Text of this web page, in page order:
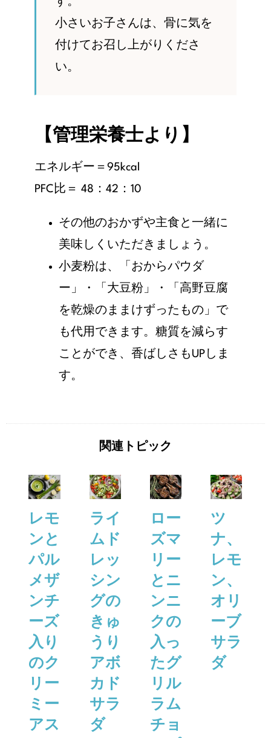
小さいお子さんは、骨に気を
付けてお召し上がりくださ
い。
【管理栄養士より】
エネルギー＝95kcal
PFC比 ＝ 48：42：10
その他のおかずや主食と一緒に
美味しくいただきましょう。
小麦粉は、「おからパウダ
ー」・「大豆粉」・「高野豆腐
を乾燥のままけずったもの」で
も代用できます。糖質を減らす
ことができ、香ばしさもUPしま
す。
関連トピック
レモ
ンと
パル
メザ
ンチ
ーズ
⼊り
のク
リー
ミー
アス
ライ
ムド
レッ
シン
グの
きゅ
うり
アボ
カド
サラ
ダ
ロー
ズマ
リー
とニ
ンニ
クの
⼊っ
たグ
リル
ラム
チョ
ツ
ナ、
レモ
ン、
オリ
ーブ
サラ
ダ